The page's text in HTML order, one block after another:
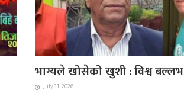
भाग्यले खोसेको खुशी : विश्व बल्लभ
July 31, 2026